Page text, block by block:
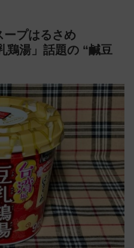
ープはるさめ
鶏湯」話題の “鹹豆